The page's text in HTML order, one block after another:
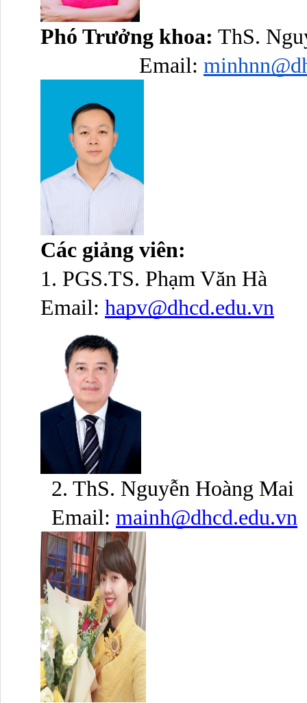
Phó Trưởng khoa: ThS.
Email:
Các giảng viên:
1. PGS.TS. Phạm Văn Hà
Email: hapv@dhcd.edu.vn
2. ThS. Nguyễn Hoàng Mai
Email: mainh@dhcd.edu.vn